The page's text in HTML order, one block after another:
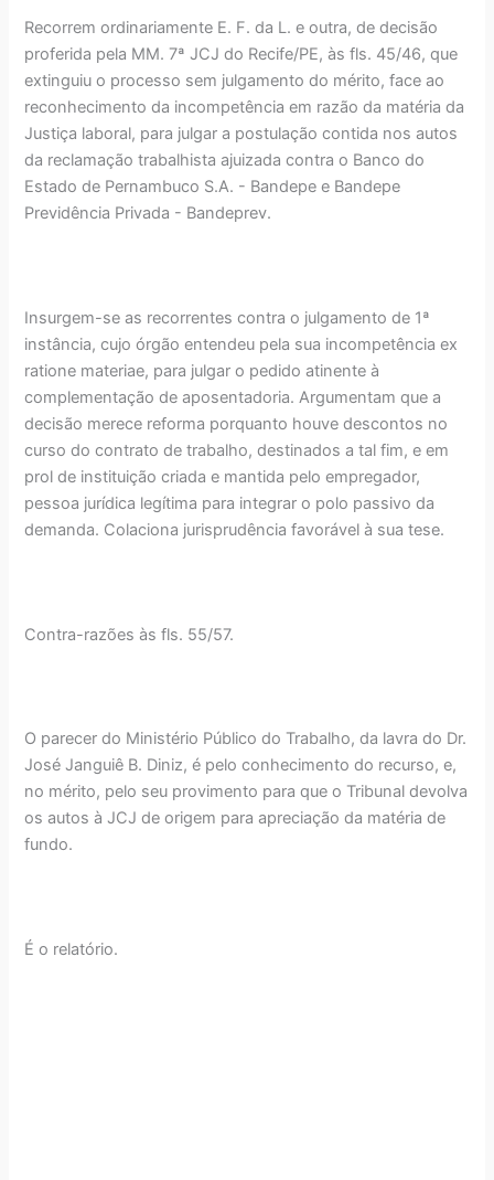
Recorrem ordinariamente E. F. da L. e outra, de decisão
proferida pela MM. 7ª JCJ do Recife/PE, às fls. 45/46, que
extinguiu o processo sem julgamento do mérito, face ao
reconhecimento da incompetência em razão da matéria da
Justiça laboral, para julgar a postulação contida nos autos
da reclamação trabalhista ajuizada contra o Banco do
Estado de Pernambuco S.A. - Bandepe e Bandepe
Previdência Privada - Bandeprev.
Insurgem-se as recorrentes contra o julgamento de 1ª
instância, cujo órgão entendeu pela sua incompetência ex
ratione materiae, para julgar o pedido atinente à
complementação de aposentadoria. Argumentam que a
decisão merece reforma porquanto houve descontos no
curso do contrato de trabalho, destinados a tal fim, e em
prol de instituição criada e mantida pelo empregador,
pessoa jurídica legítima para integrar o polo passivo da
demanda. Colaciona jurisprudência favorável à sua tese.
Contra-razões às fls. 55/57.
O parecer do Ministério Público do Trabalho, da lavra do Dr.
José Janguiê B. Diniz, é pelo conhecimento do recurso, e,
no mérito, pelo seu provimento para que o Tribunal devolva
os autos à JCJ de origem para apreciação da matéria de
fundo.
É o relatório.